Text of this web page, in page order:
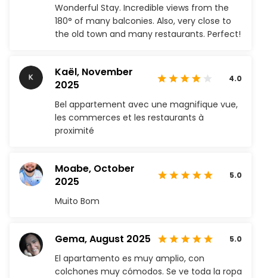
Wonderful Stay. Incredible views from the
180° of many balconies. Also, very close to
the old town and many restaurants. Perfect!
Kaël, November
2025
4.0
Bel appartement avec une magnifique vue,
les commerces et les restaurants à
proximité
Moabe, October
2025
5.0
Muito Bom
Gema,August 2025 5.0
El apartamento es muy amplio, con
colchones muy cómodos. Se ve toda la ropa